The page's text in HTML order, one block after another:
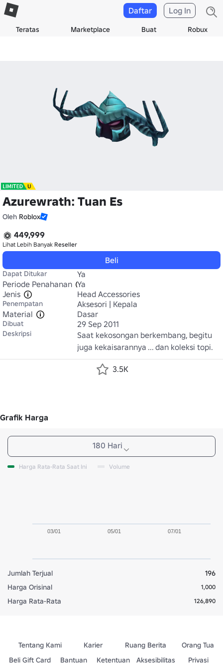
Teratas Marketplace Buat Robux
Daftar Log In
Azurewrath: Tuan Es
Oleh Roblox
449,999
Lihat Lebih Banyak Reseller
Beli
Dapat Ditukar
Ya
Periode Penahanan Ya
Jenis
Head Accessories
Penempatan
Aksesori | Kepala
Material
Dasar
Dibuat 29 Sep 2011
Deskripsi
Saat kekosongan berkembang, begitu
juga kekaisarannya ... dan koleksi topi.
3.5K
Grafik Harga
180 Hari
Harga Rata-Rata Saat Ini Volume
03/01 05/01 07/01
Jumlah Terjual
196
Harga Orisinal
1,000
Harga Rata-Rata 126,890
Tentang Kami Karier Ruang Berita
Orang Tua
Beli Gift Card
Bantuan Ketentuan Aksesibilitas
Privasi